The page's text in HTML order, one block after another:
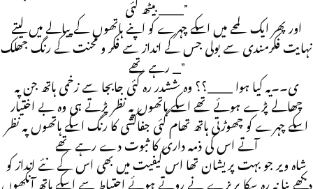
بیٹھ گئی ___”
اور پھر ایک لمحے میں اسکے چہرے کو اپنے ہاتھوں کے پیالے میں لیتے
نہایت فکرمندی سے بولی جس کے انداز سے فکر و محنت کے رنگ جھلک
رہے تھے _”
ی۔۔یہ کیا ہوا ___؟؟ وہ ششدر رہ گئی جابجا سے زخمی ہاتھ جن پہ
چھالے پڑے ہوئے تھے اسکے ہاتھوں پہ نظر پڑتے ہی وہ بے اختیار
اسکے چہرے کو چھوڑتی ہاتھ تھام گئی جفاکشی کا رنگ اسکے ہاتھوں پہ نظر
آتے اس کی ذمہ داری کا ثبوت دے رہے تھے
شاہ ویر جو بہت پریشان تھا اس کیفیت میں بھی اس کے نئے انداز کو
دیکھے بنا نہ رہ سکا پریزے نے روتے ہوئے احتیاط سے اسکے ہاتھ آنکھوں